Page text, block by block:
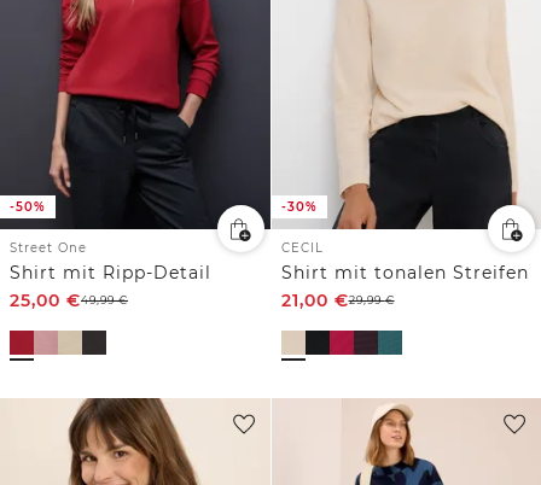
-50%
Street One
Shirt mit Ripp-Detail
25,00 €49,99€
-30%
CECIL
Shirt mit tonalen Streifen
21,00 €29,99€